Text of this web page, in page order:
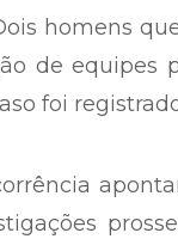
homens
de equipes
foi